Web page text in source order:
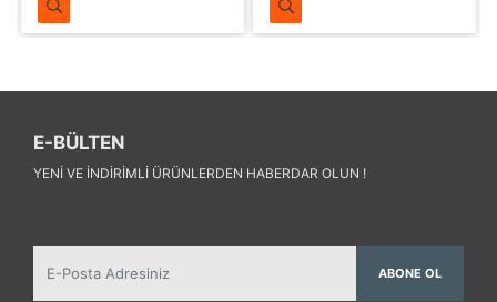
E-BÜLTEN
YENI VE INDIRIMLI ÜRÜNLERDEN HABERDAR OLUN !
ABONE OL